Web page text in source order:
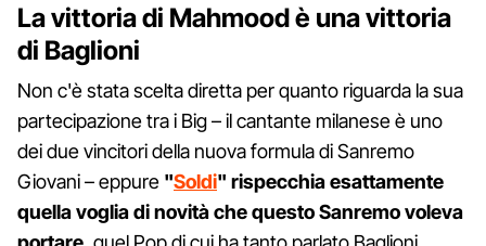
La vittoria di Mahmood è una vittoria
di Baglioni
Non c'è stata scelta diretta per quanto riguarda la sua
partecipazione tra i Big – il cantante milanese è uno
dei due vincitori della nuova formula di Sanremo
Giovani – eppure "Soldi" rispecchia esattamente
quella voglia di novità che questo Sanremo voleva